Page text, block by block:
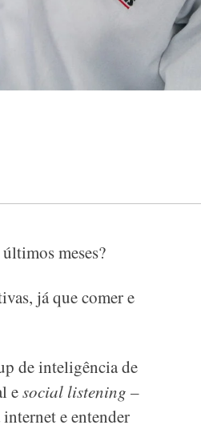
meses?
já que comer e
de inteligência de
esocial listening –
internet e entender